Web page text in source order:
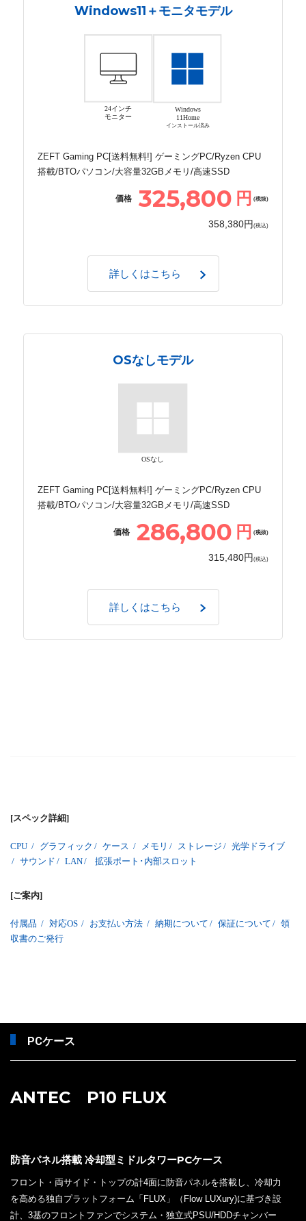
Windows11＋モニタモデル
24インチ
モニター
Windows
11Home
インストール済み
ZEFT Gaming PC[送料無料!] ゲーミングPC/Ryzen CPU
搭載/BTOパソコン/大容量32GBメモリ/高速SSD
価格 325,800 円 (税抜)
358,380円 (税込)
詳しくはこちら
OSなしモデル
OSなし
ZEFT Gaming PC[送料無料!] ゲーミングPC/Ryzen CPU
搭載/BTOパソコン/大容量32GBメモリ/高速SSD
価格 286,800 円 (税抜)
315,480円 (税込)
詳しくはこちら
[スペック詳細]
CPU / グラフィック / ケース / メモリ / ストレージ / 光学ドライブ
/ サウンド / LAN/ 拡張ポート･内部スロット
[ご案内]
付属品 / 対応OS / お支払い方法 / 納期について / 保証について / 領
収書のご発行
PCケース
ANTEC P10 FLUX
防音パネル搭載 冷却型ミドルタワーPCケース
フロント・両サイド・トップの計4面に防音パネルを搭載し、冷却力
を高める独自プラットフォーム「FLUX」（Flow LUXury)に基づき設
計、3基のフロントファンでシステム・独立式PSU/HDDチャンバー